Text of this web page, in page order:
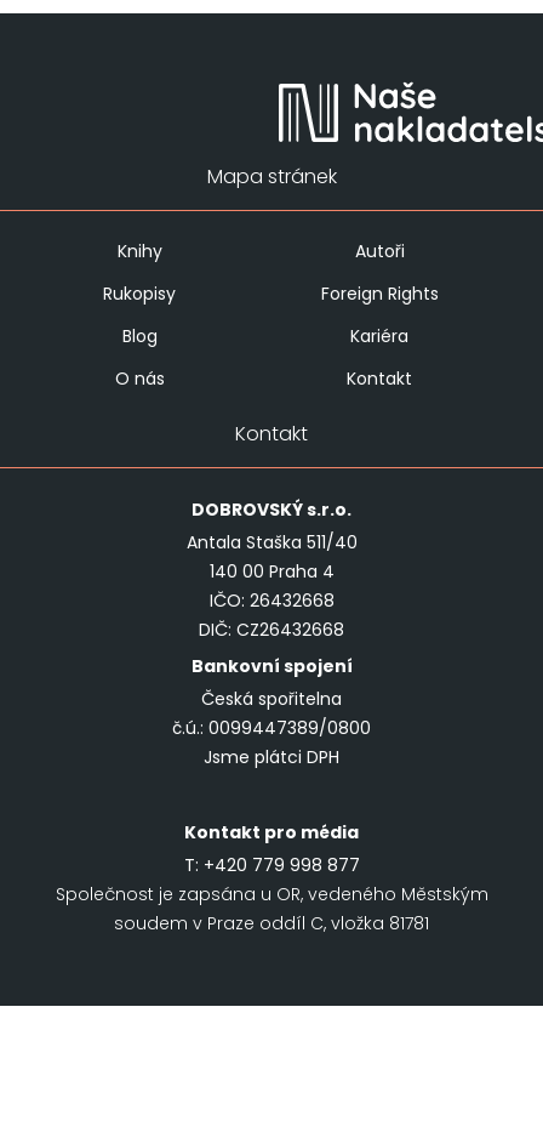
Mapa stránek
Knihy
Autoři
Rukopisy
Foreign Rights
Blog
Kariéra
O nás
Kontakt
Kontakt
DOBROVSKÝs.r.o.
Antala Staška 511/40
140 00 Praha 4
IČO: 26432668
DIČ: CZ26432668
Bankovní spojení
Česká spořitelna
č.ú.: 0099447389/0800
Jsme plátci DPH
Kontakt pro média
T: +420 779 998 877
Společnost je zapsána u OR, vedeného Městským
soudem v Praze oddíl C, vložka 81781